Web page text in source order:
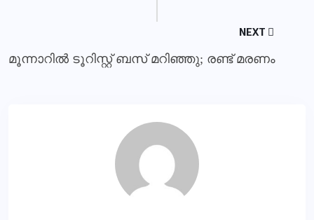
NEXT
മൂന്നാറില്‍ ടൂറിസ്റ്റ് ബസ് മറിഞ്ഞു; രണ്ട് മരണം